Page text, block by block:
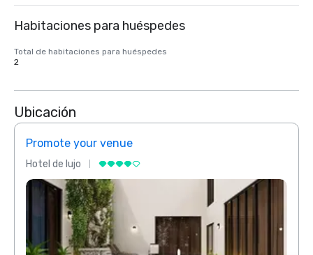
Habitaciones para huéspedes
Total de habitaciones para huéspedes
2
Ubicación
Promote your venue
Hotel de lujo